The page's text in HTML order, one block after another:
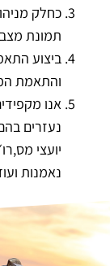
כחלק
תמונת
ביצוע
והתאמת
אנו
נעזרים
יועצי
נאמנות